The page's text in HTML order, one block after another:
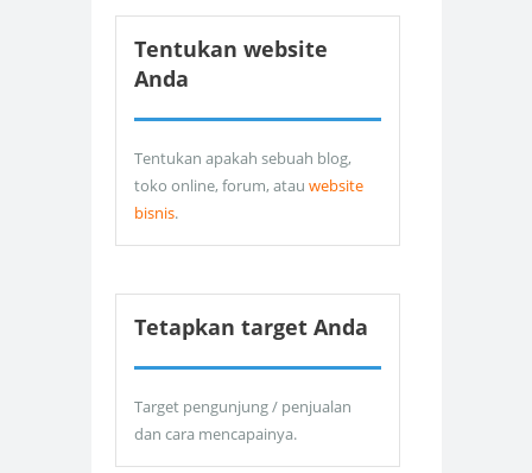
Tentukan website
Anda
Tentukan apakah sebuah blog,
toko online, forum, atau website
bisnis.
Tetapkan target Anda
Target pengunjung / penjualan
dan cara mencapainya.